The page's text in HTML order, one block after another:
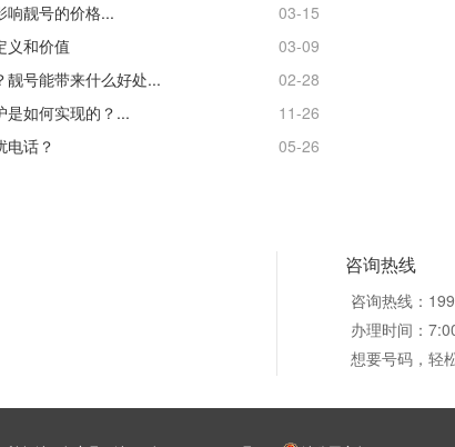
响靓号的价格...
03-15
义和价值
03-09
靓号能带来什么好处...
02-28
是如何实现的？...
11-26
电话？
05-26
咨询热线
咨询热线：
办理时间：
想要号码，轻